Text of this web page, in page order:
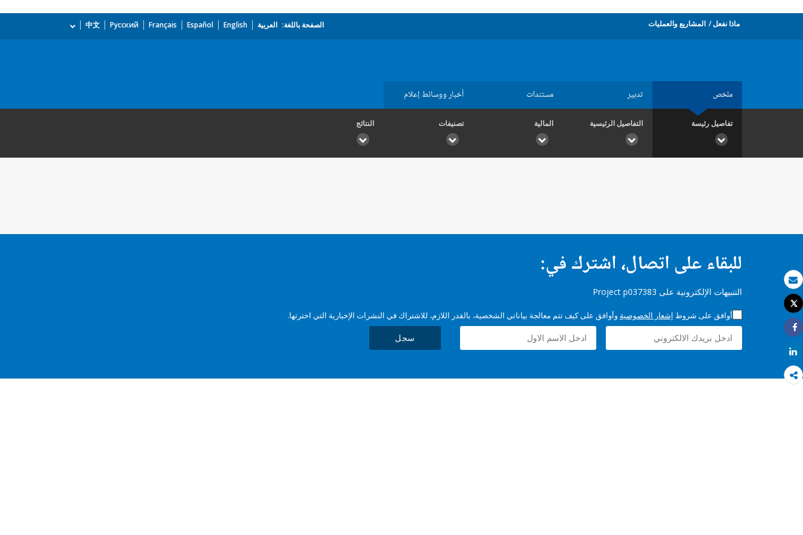
بريد الكتروني
طباعة
Tweet
Share
Share
ماذا نفعل المشاريع والعمليات الصفحة باللغة: العربية English
Español
Français
Русский
中文
ملخص تدبير مستندات أخبار ووسائط إعلام
تفاصيل رئيسة التفاصيل الرئيسية المالية تصنيفات النتائج
للبقاء على اتصال، اشترك في:
التنبيهات الإلكترونية على Project p037383
أوافق على شروط إشعار الخصوصية وأوافق على كيف تتم معالجة بياناتي الشخصية، بالقدر اللازم، للاشتراك في النشرات الإخبارية التي اخترتها.
سجل